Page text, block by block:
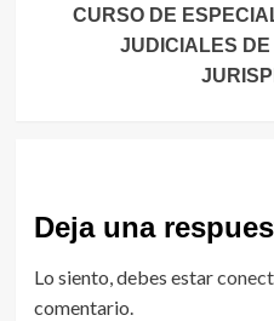
CURSO DE
JUDICIALES
Deja una
Lo siento, debes estar
comentario.